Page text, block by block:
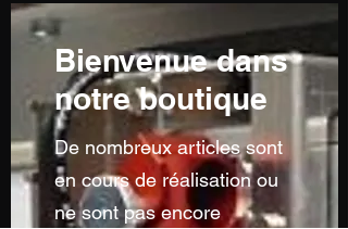
Bienvenue dans
notre boutique
De nombreux articles sont
en cours de réalisation ou
ne sont pas encore